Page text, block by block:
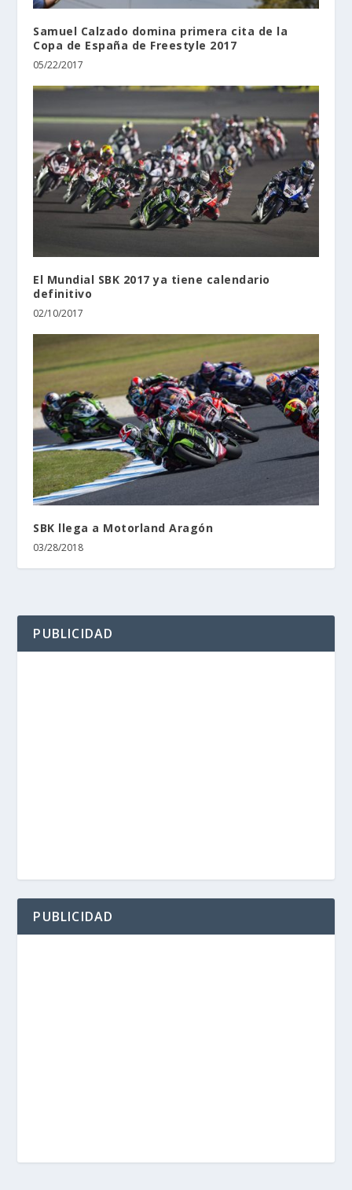
Samuel Calzado domina primera cita de la
Copa de España de Freestyle 2017
05/22/2017
El Mundial SBK 2017 ya tiene calendario
definitivo
02/10/2017
SBK llega a Motorland Aragón
03/28/2018
PUBLICIDAD
PUBLICIDAD